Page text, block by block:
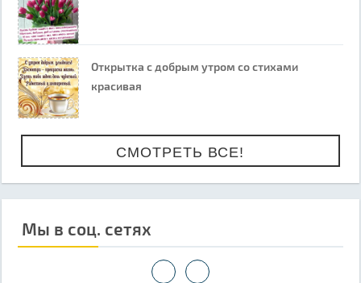
Открытка с добрым утром со стихами
красивая
СМОТРЕТЬ ВСЕ!
Мы в соц. сетях